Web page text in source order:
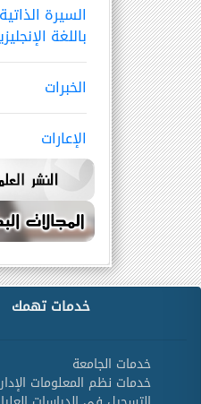
السيرة الذاتية
باللغة
الخبرات
الإعارات
خدمات تهمك
خدمات الجامعة
خدمات نظم المعلومات